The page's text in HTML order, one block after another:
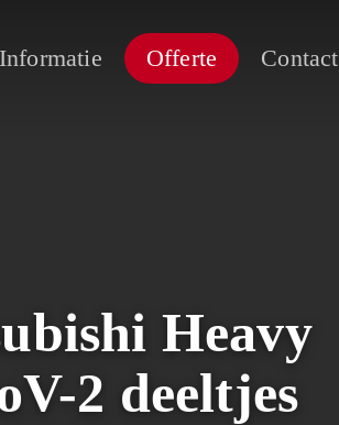
Informatie Offerte Contact
Heavy
2 deeltjes